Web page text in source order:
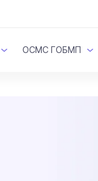
ОСМС ГОБМП